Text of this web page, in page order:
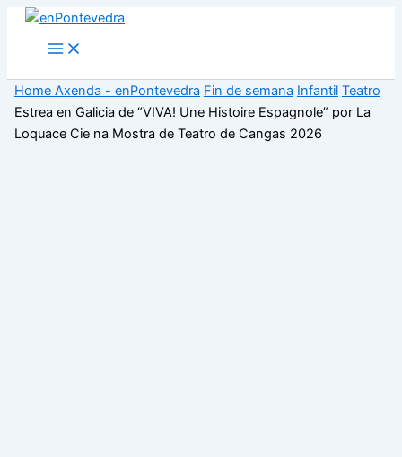
Main
Menu
Home Axenda - enPontevedra Fin de semana Infantil Teatro
Estrea en Galicia de “VIVA! Une Histoire Espagnole” por La
Loquace Cie na Mostra de Teatro de Cangas 2026